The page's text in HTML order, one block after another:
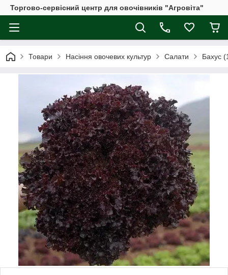
Торгово-сервісний центр для овочівників "Агровіта"
Товари Насіння овочевих культур Салати Бахус